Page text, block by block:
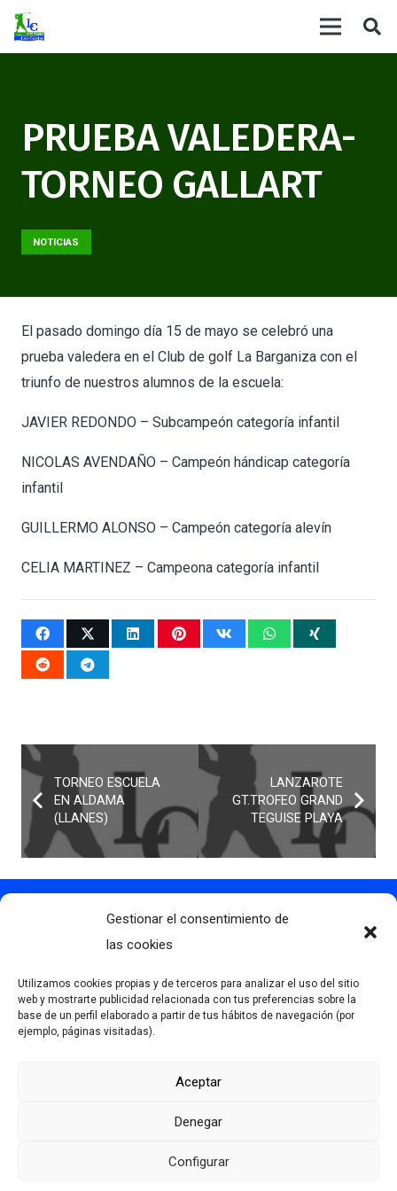
Gestionar el consentimiento de
las cookies
Utilizamos cookies propias y de terceros para analizar el uso del sitio
web y mostrarte publicidad relacionada con tus preferencias sobre la
base de un perfil elaborado a partir de tus hábitos de navegación (por
ejemplo, páginas visitadas).
Aceptar
Denegar
Configurar
PRUEBA VALEDERA-
TORNEO GALLART
NOTICIAS
El pasado domingo día 15 de mayo se celebró una
prueba valedera en el Club de golf La Barganiza con el
triunfo de nuestros alumnos de la escuela:
JAVIER REDONDO – Subcampeón categoría infantil
NICOLAS AVENDAÑO – Campeón hándicap categoría
infantil
GUILLERMO ALONSO – Campeón categoría alevín
CELIA MARTINEZ – Campeona categoría infantil
TORNEO ESCUELA
EN ALDAMA
(LLANES)
LANZAROTE
GT.TROFEO GRAND
TEGUISE PLAYA
Contacto
info@clubdegolflascaldas.com
681 163 108
La Premaña s/n, 33174, Oviedo, España
Más información